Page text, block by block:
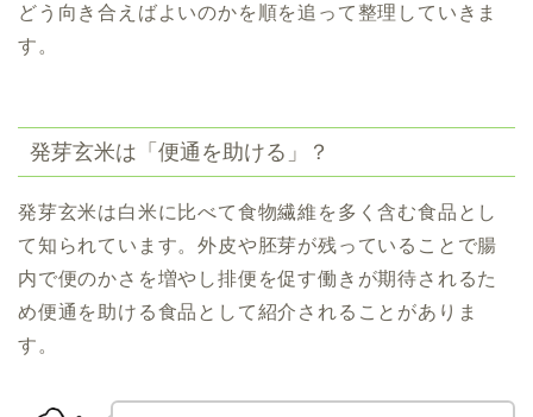
どう向き合えばよいのかを順を追って整理していきま
す。
発芽玄米は「便通を助ける」？
発芽玄米は白米に比べて食物繊維を多く含む食品とし
て知られています。外皮や胚芽が残っていることで腸
内で便のかさを増やし排便を促す働きが期待されるた
め便通を助ける食品として紹介されることがありま
す。